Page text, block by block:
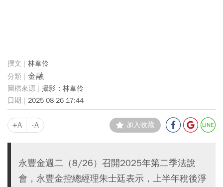
林韋伶
金融
攝影：林韋伶
2025-08-26 17:44
+A -A 加入收藏
永豐金週二（8/26）召開2025年第二季法說
會，永豐金控總經理朱士廷表示，上半年稅後淨